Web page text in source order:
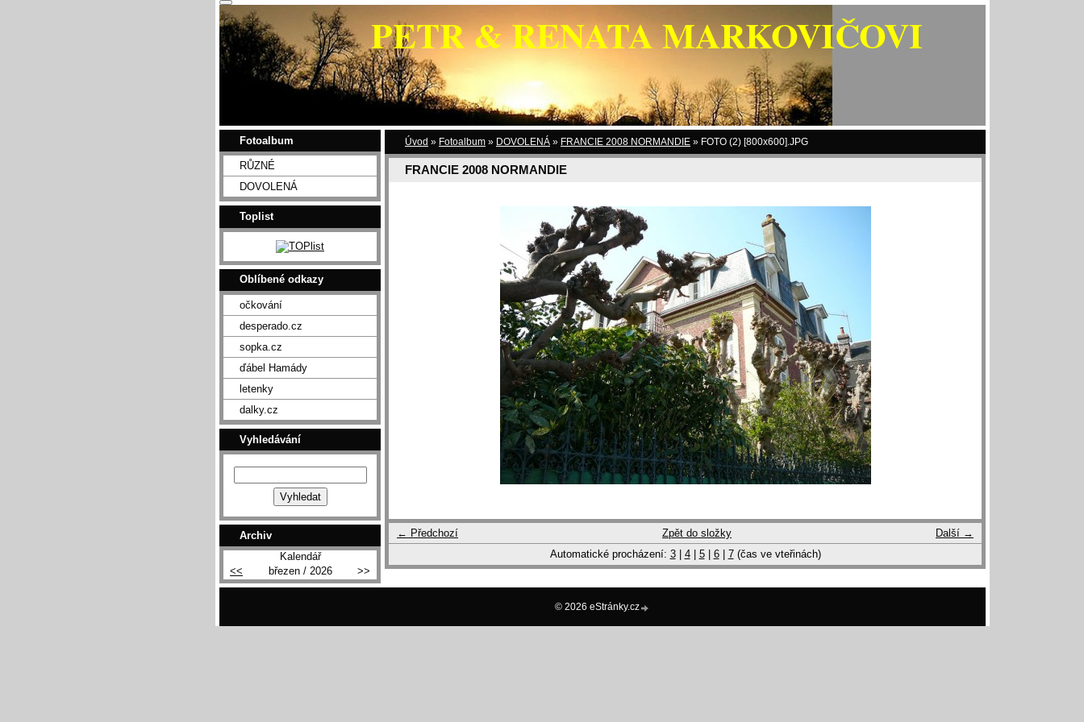
PETR & RENATA MARKOVIČOVI
Úvod » Fotoalbum » DOVOLENÁ » FRANCIE 2008 NORMANDIE » FOTO (2) [800x600].JPG
FRANCIE 2008 NORMANDIE
← Předchozí Další →
Zpět do složky
Automatické procházení: 3| 4| 5| 6| 7(čas ve vteřinách)
Fotoalbum
RŮZNÉ
DOVOLENÁ
Toplist
Oblíbené odkazy
očkování
desperado.cz
sopka.cz
ďábel Hamády
letenky
dalky.cz
Vyhledávání
Archiv
Kalendář
<<
březen / 2026 >>
© 2026 eStránky.cz